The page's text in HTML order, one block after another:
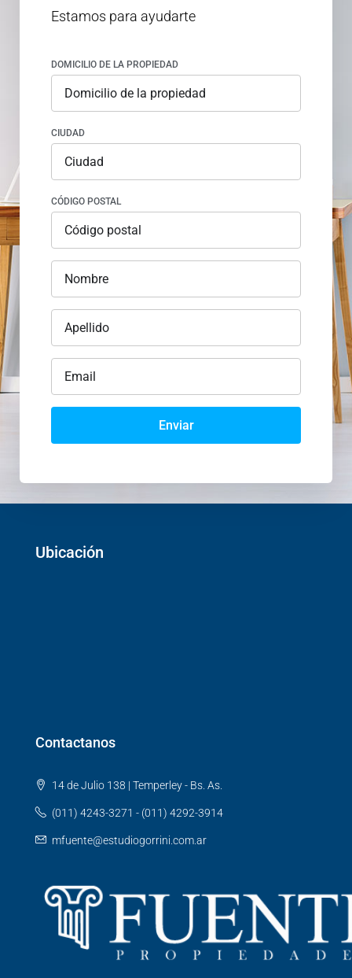
Estamos para ayudarte
DOMICILIO DE LA PROPIEDAD
CIUDAD
CÓDIGO POSTAL
Enviar
Ubicación
Contactanos
14 de Julio 138 | Temperley - Bs. As.
(011) 4243-3271 - (011) 4292-3914
mfuente@estudiogorrini.com.ar